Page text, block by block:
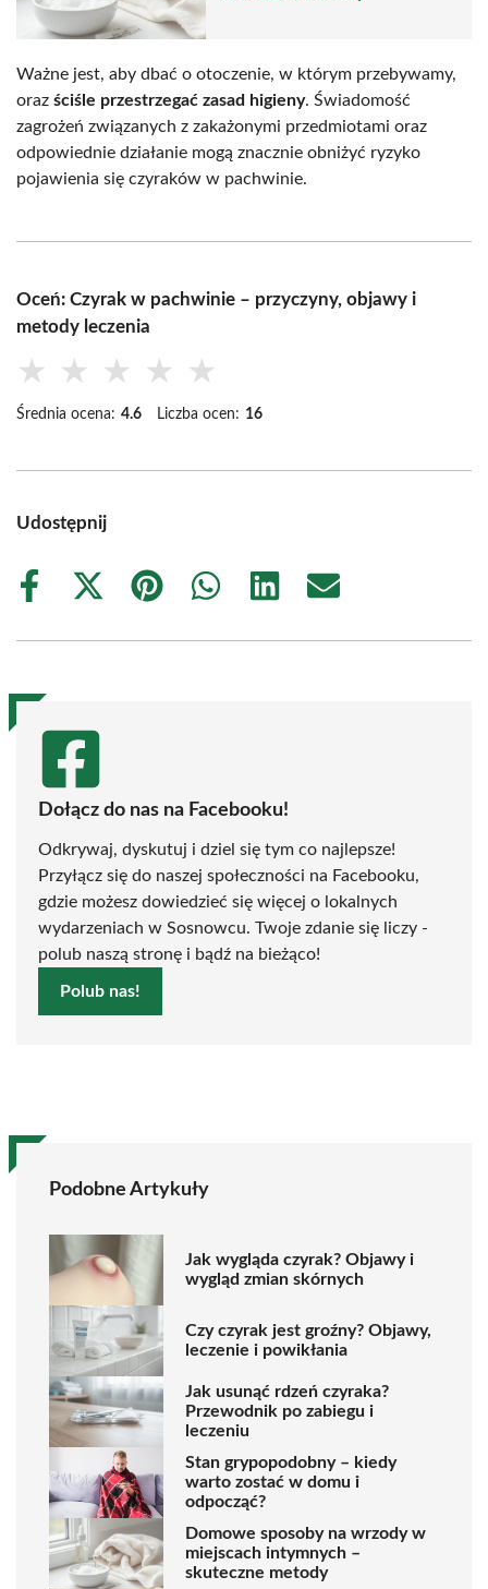
Ważne jest, aby dbać o otoczenie, w którym przebywamy,
oraz ściśle przestrzegać zasad higieny. Świadomość
zagrożeń związanych z zakażonymi przedmiotami oraz
odpowiednie działanie mogą znacznie obniżyć ryzyko
pojawienia się czyraków w pachwinie.
Oceń: Czyrak w pachwinie – przyczyny, objawy i
metody leczenia
★ ★ ★ ★ ★
Średnia ocena: 4.6 Liczba ocen: 16
Udostępnij
Share
Share
(Twitter)
Share
Share
Share
Share
Dołącz do nas na Facebooku!
Odkrywaj, dyskutuj i dziel się tym co najlepsze!
Przyłącz się do naszej społeczności na Facebooku,
gdzie możesz dowiedzieć się więcej o lokalnych
wydarzeniach w Sosnowcu. Twoje zdanie się liczy -
polub naszą stronę i bądź na bieżąco!
Polub nas!
Podobne Artykuły
Jak wygląda czyrak? Objawy i
wygląd zmian skórnych
Czy czyrak jest groźny? Objawy,
leczenie i powikłania
Jak usunąć rdzeń czyraka?
Przewodnik po zabiegu i
leczeniu
Stan grypopodobny – kiedy
warto zostać w domu i
odpocząć?
Domowe sposoby na wrzody w
miejscach intymnych –
skuteczne metody